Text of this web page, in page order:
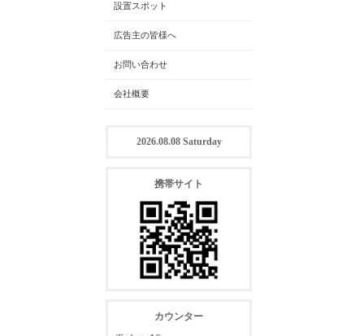
設置スポット
広告主の皆様へ
お問い合わせ
会社概要
2026.08.08 Saturday
携帯サイト
カウンター